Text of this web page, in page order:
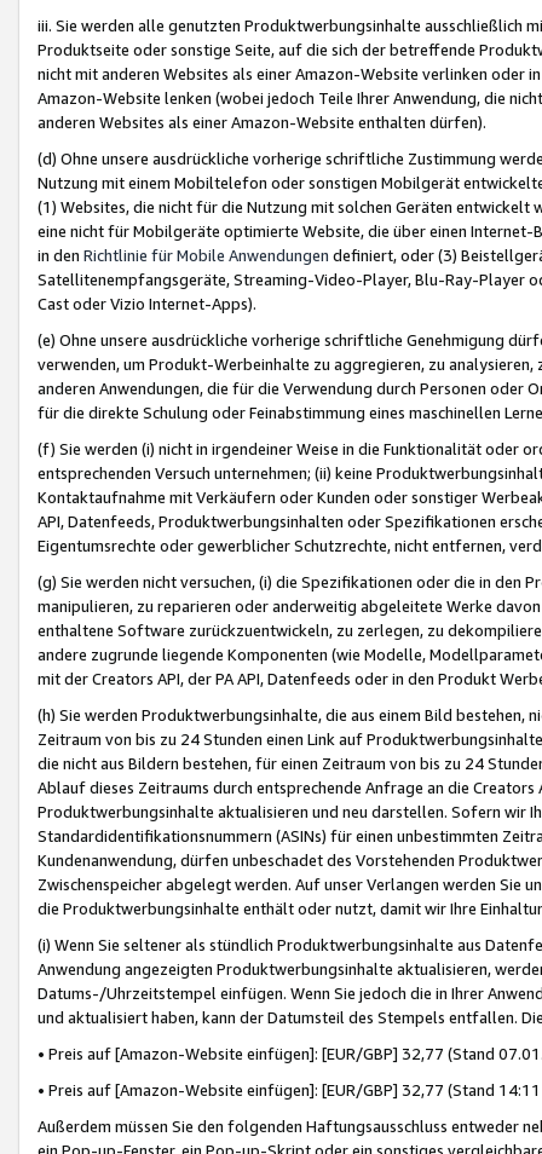
iii. Sie werden alle genutzten Produktwerbungsinhalte ausschließlich
Produktseite oder sonstige Seite, auf die sich der betreffende
nicht mit anderen Websites als einer Amazon-Website verlinken oder
Amazon-Website lenken (wobei jedoch Teile Ihrer Anwendung, die
anderen Websites als einer Amazon-Website enthalten dürfen).
(d) Ohne unsere ausdrückliche vorherige schriftliche Zustimmung
Nutzung mit einem Mobiltelefon oder sonstigen Mobilgerät
(1) Websites, die nicht für die Nutzung mit solchen Geräten
eine nicht für Mobilgeräte optimierte Website, die über einen
in den Richtlinie für Mobile Anwendungen definiert, oder (3)
Satellitenempfangsgeräte, Streaming-Video-Player, Blu-Ray-Player
Cast oder Vizio Internet-Apps).
(e) Ohne unsere ausdrückliche vorherige schriftliche Genehmigung
verwenden, um Produkt-Werbeinhalte zu aggregieren, zu
anderen Anwendungen, die für die Verwendung durch Personen
für die direkte Schulung oder Feinabstimmung eines maschinellen
(f) Sie werden (i) nicht in irgendeiner Weise in die Funktionalität oder
entsprechenden Versuch unternehmen; (ii) keine
Kontaktaufnahme mit Verkäufern oder Kunden oder sonstiger
API, Datenfeeds, Produktwerbungsinhalten oder Spezifikationen
Eigentumsrechte oder gewerblicher Schutzrechte, nicht entfernen,
(g) Sie werden nicht versuchen, (i) die Spezifikationen oder die in
manipulieren, zu reparieren oder anderweitig abgeleitete Werke
enthaltene Software zurückzuentwickeln, zu zerlegen, zu
andere zugrunde liegende Komponenten (wie Modelle,
mit der Creators API, der PA API, Datenfeeds oder in den Produkt
(h) Sie werden Produktwerbungsinhalte, die aus einem Bild bestehen,
Zeitraum von bis zu 24 Stunden einen Link auf
die nicht aus Bildern bestehen, für einen Zeitraum von bis zu 24
Ablauf dieses Zeitraums durch entsprechende Anfrage an die
Produktwerbungsinhalte aktualisieren und neu darstellen. Sofern wir
Standardidentifikationsnummern (ASINs) für einen unbestimmten
Kundenanwendung, dürfen unbeschadet des Vorstehenden
Zwischenspeicher abgelegt werden. Auf unser Verlangen werden Sie
die Produktwerbungsinhalte enthält oder nutzt, damit wir Ihre
(i) Wenn Sie seltener als stündlich Produktwerbungsinhalte aus
Anwendung angezeigten Produktwerbungsinhalte aktualisieren,
Datums-/Uhrzeitstempel einfügen. Wenn Sie jedoch die in Ihrer
und aktualisiert haben, kann der Datumsteil des Stempels entfallen.
• Preis auf [Amazon-Website einfügen]: [EUR/GBP] 32,77 (Stand
• Preis auf [Amazon-Website einfügen]: [EUR/GBP] 32,77 (Stand
Außerdem müssen Sie den folgenden Haftungsausschluss entweder
ein Pop-up-Fenster, ein Pop-up-Skript oder ein sonstiges